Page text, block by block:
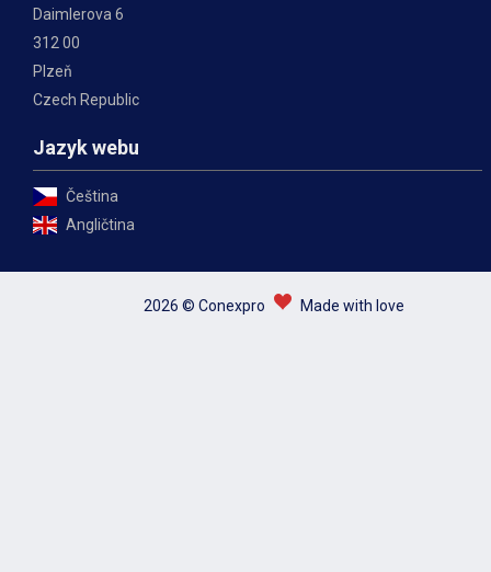
Daimlerova 6
312 00
Plzeň
Czech Republic
Jazyk webu
Čeština
Angličtina
2026 © Conexpro Made with love